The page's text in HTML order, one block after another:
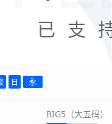
已支
BIG5（大五码）